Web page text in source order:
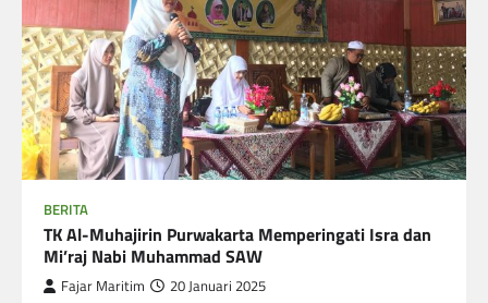
BERITA
TK Al-Muhajirin Purwakarta Memperingati Isra dan
Mi’raj Nabi Muhammad SAW
Fajar Maritim 20 Januari 2025